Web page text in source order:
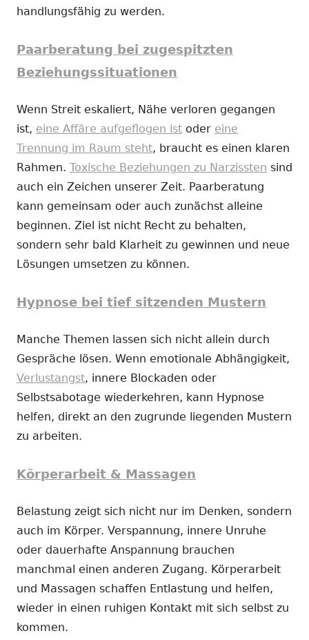
handlungsfähig zu werden.
Paarberatung bei zugespitzten
Beziehungssituationen
Wenn Streit eskaliert, Nähe verloren gegangen
ist, eine Affäre aufgeflogen ist oder eine
Trennung im Raum steht, braucht es einen klaren
Rahmen. Toxische Beziehungen zu Narzissten sind
auch ein Zeichen unserer Zeit. Paarberatung
kann gemeinsam oder auch zunächst alleine
beginnen. Ziel ist nicht Recht zu behalten,
sondern sehr bald Klarheit zu gewinnen und neue
Lösungen umsetzen zu können.
Hypnose bei tief sitzenden Mustern
Manche Themen lassen sich nicht allein durch
Gespräche lösen. Wenn emotionale Abhängigkeit,
Verlustangst, innere Blockaden oder
Selbstsabotage wiederkehren, kann Hypnose
helfen, direkt an den zugrunde liegenden Mustern
zu arbeiten.
Körperarbeit & Massagen
Belastung zeigt sich nicht nur im Denken, sondern
auch im Körper. Verspannung, innere Unruhe
oder dauerhafte Anspannung brauchen
manchmal einen anderen Zugang. Körperarbeit
und Massagen schaffen Entlastung und helfen,
wieder in einen ruhigen Kontakt mit sich selbst zu
kommen.